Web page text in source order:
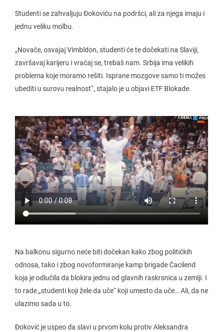
Studenti se zahvaljuju Đokoviću na podršci, ali za njega imaju i
jednu veliku molbu.
„Novače, osvajaj Vimbldon, studenti će te dočekati na Slaviji,
završavaj karijeru i vraćaj se, trebaš nam. Srbija ima velikih
problema koje moramo rešiti. Isprane mozgove samo ti možes
ubediti u surovu realnost“, stajalo je u objavi ETF Blokade.
Na balkonu sigurno neće biti dočekan kako zbog političkih
odnosa, tako i zbog novoformiranje kamp brigade Ćacilend
koja je odlučila da blokira jednu od glavnih raskrsnica u zemlji. I
to rade „studenti koji žele da uče“ koji umesto da uče… Ali, da ne
ulazimo sada u to.
Đoković je uspeo da slavi u prvom kolu protiv Aleksandra